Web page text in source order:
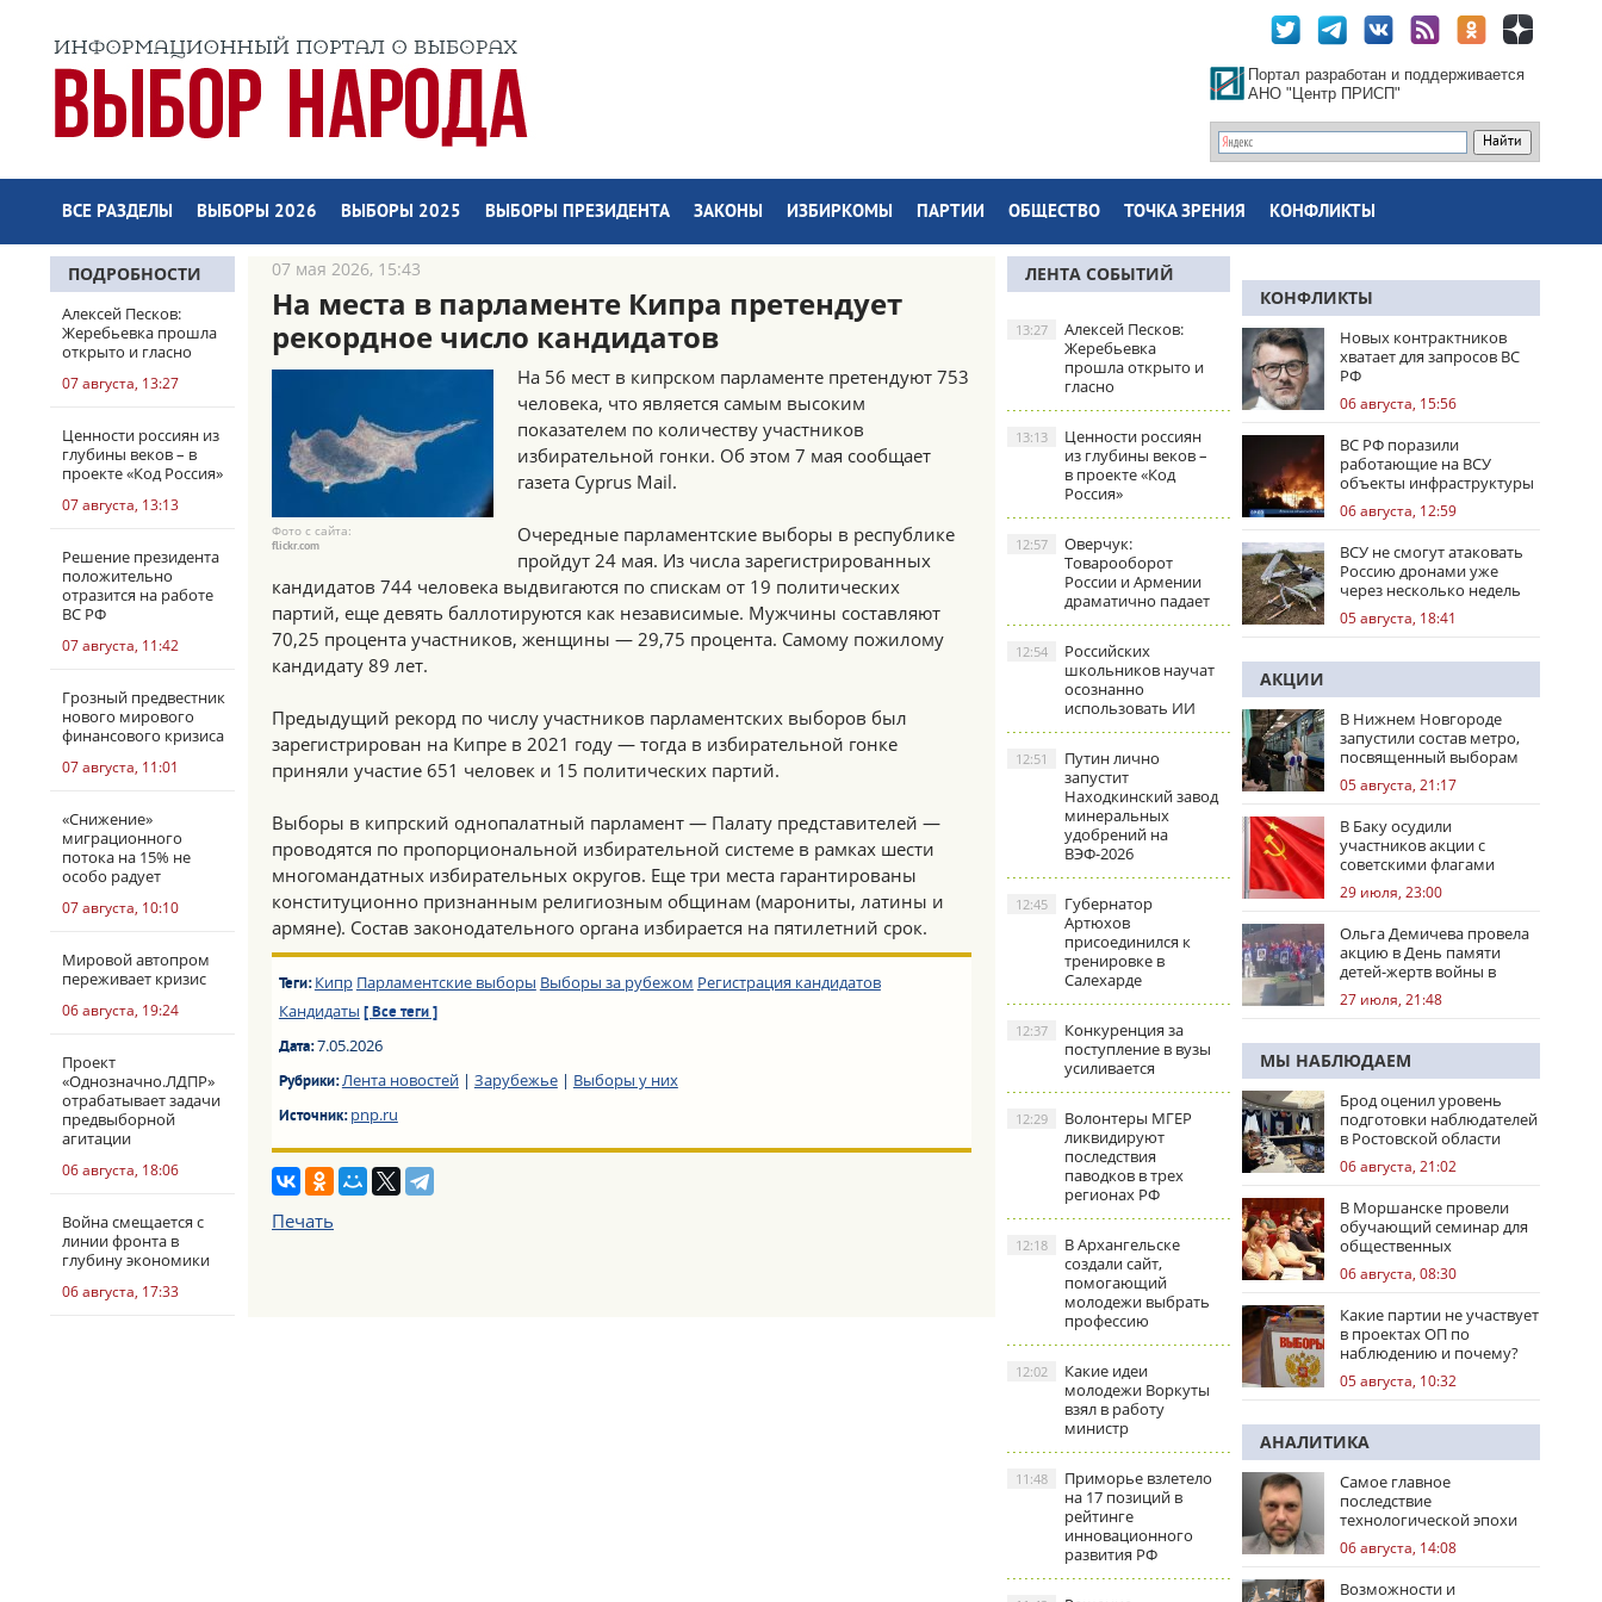
Портал разработан и поддерживается
АНО "Центр ПРИСП"
ВСЕ РАЗДЕЛЫ ВЫБОРЫ 2026 ВЫБОРЫ 2025 ВЫБОРЫ ПРЕЗИДЕНТА ЗАКОНЫ ИЗБИРКОМЫ ПАРТИИ ОБЩЕСТВО ТОЧКА ЗРЕНИЯ КОНФЛИКТЫ
ПОДРОБНОСТИ
Алексей Песков:
Жеребьевка прошла
открыто и гласно
07 августа, 13:27
Ценности россиян из
глубины веков – в
проекте «Код Россия»
07 августа, 13:13
Решение президента
положительно
отразится на работе
ВС РФ
07 августа, 11:42
Грозный предвестник
нового мирового
финансового кризиса
07 августа, 11:01
«Снижение»
миграционного
потока на 15% не
особо радует
07 августа, 10:10
Мировой автопром
переживает кризис
06 августа, 19:24
Проект
«Однозначно.ЛДПР»
отрабатывает задачи
предвыборной
агитации
06 августа, 18:06
Война смещается с
линии фронта в
глубину экономики
06 августа, 17:33
07 мая 2026, 15:43
На места в парламенте Кипра претендует
рекордное число кандидатов
Фото с сайта:
flickr.com
На 56 мест в кипрском парламенте претендуют 753
человека, что является самым высоким
показателем по количеству участников
избирательной гонки. Об этом 7 мая сообщает
газета Cyprus Mail.
Очередные парламентские выборы в республике
пройдут 24 мая. Из числа зарегистрированных
кандидатов 744 человека выдвигаются по спискам от 19 политических
партий, еще девять баллотируются как независимые. Мужчины составляют
70,25 процента участников, женщины — 29,75 процента. Самому пожилому
кандидату 89 лет.
Предыдущий рекорд по числу участников парламентских выборов был
зарегистрирован на Кипре в 2021 году — тогда в избирательной гонке
приняли участие 651 человек и 15 политических партий.
Выборы в кипрский однопалатный парламент — Палату представителей —
проводятся по пропорциональной избирательной системе в рамках шести
многомандатных избирательных округов. Еще три места гарантированы
конституционно признанным религиозным общинам (марониты, латины и
армяне). Состав законодательного органа избирается на пятилетний срок.
Теги: Кипр Парламентские выборы Выборы за рубежом Регистрация кандидатов
Кандидаты [ Все теги ]
Дата:7.05.2026
Рубрики:Лента новостей| Зарубежье| Выборы у них
Источник:pnp.ru
Печать
ЛЕНТА СОБЫТИЙ
Алексей Песков:
Жеребьевка
прошла открыто и
гласно
13:27
Ценности россиян
из глубины веков –
в проекте «Код
Россия»
13:13
Оверчук:
Товарооборот
России и Армении
драматично падает
12:57
Российских
школьников научат
осознанно
использовать ИИ
12:54
Путин лично
запустит
Находкинский завод
минеральных
удобрений на
ВЭФ-2026
12:51
Губернатор
Артюхов
присоединился к
тренировке в
Салехарде
12:45
Конкуренция за
поступление в вузы
усиливается
12:37
Волонтеры МГЕР
ликвидируют
последствия
паводков в трех
регионах РФ
12:29
В Архангельске
создали сайт,
помогающий
молодежи выбрать
профессию
12:18
Какие идеи
молодежи Воркуты
взял в работу
министр
12:02
Приморье взлетело
на 17 позиций в
рейтинге
инновационного
развития РФ
11:48
КОНФЛИКТЫ
Новых контрактников
хватает для запросов ВС
РФ
06 августа, 15:56
ВС РФ поразили
работающие на ВСУ
объекты инфраструктуры
и центры логистики
06 августа, 12:59
ВСУ не смогут атаковать
Россию дронами уже
через несколько недель
05 августа, 18:41
АКЦИИ
В Нижнем Новгороде
запустили состав метро,
посвященный выборам
05 августа, 21:17
В Баку осудили
участников акции с
советскими флагами
29 июля, 23:00
Ольга Демичева провела
акцию в День памяти
детей-жертв войны в
Донбассе
27 июля, 21:48
МЫ НАБЛЮДАЕМ
Брод оценил уровень
подготовки наблюдателей
в Ростовской области
06 августа, 21:02
В Моршанске провели
обучающий семинар для
общественных
наблюдателей
06 августа, 08:30
Какие партии не участвует
в проектах ОП по
наблюдению и почему?
05 августа, 10:32
АНАЛИТИКА
Самое главное
последствие
технологической эпохи
06 августа, 14:08
Возможности и